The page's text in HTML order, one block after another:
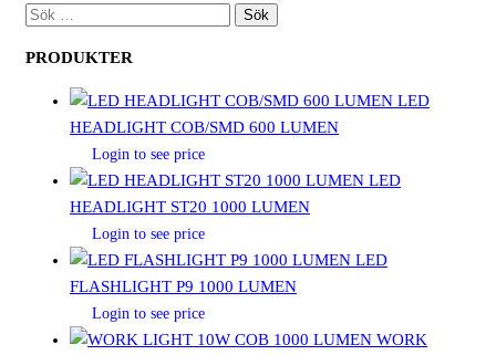
SÖK
PRODUKTER
LED
HEADLIGHT COB/SMD 600 LUMEN
Login to see price
LED
HEADLIGHT ST20 1000 LUMEN
Login to see price
LED
FLASHLIGHT P9 1000 LUMEN
Login to see price
WORK